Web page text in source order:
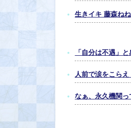
生きイキ 藤森ねね
「自分は不遇」
人前で涙をこら
なぁ、永久機関っ